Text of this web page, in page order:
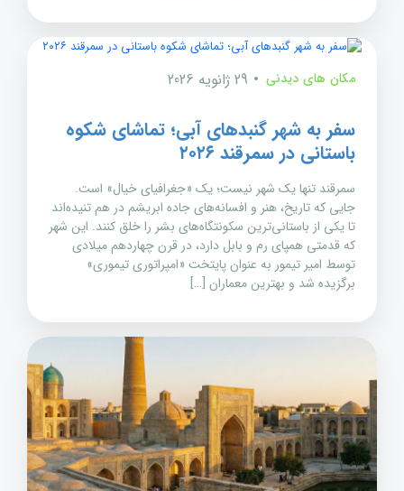
مکان های دیدنی 29 ژانویه 2026
سفر به شهر گنبدهای آبی؛ تماشای شکوه
باستانی در سمرقند ۲۰۲۶
سمرقند تنها یک شهر نیست؛ یک «جغرافیای خیال» است.
جایی که تاریخ، هنر و افسانه‌های جاده ابریشم در هم تنیده‌اند
تا یکی از باستانی‌ترین سکونتگاه‌های بشر را خلق کنند. این شهر
که قدمتی همپای رم و بابل دارد، در قرن چهاردهم میلادی
توسط امیر تیمور به عنوان پایتخت «امپراتوری تیموری»
برگزیده شد و بهترین معماران […]